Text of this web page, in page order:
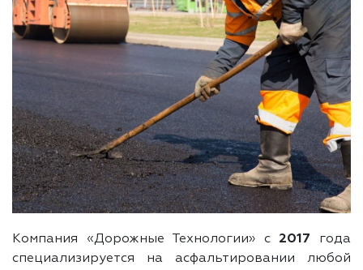
Компания «Дорожные Технологии» с 2017 года
специализируется на асфальтировании любой